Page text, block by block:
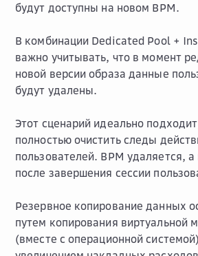
будут доступны на новом ВРМ.
В комбинации Dedicated Pool +
важно учитывать, что в момент
новой версии образа данные
будут удалены.
Этот сценарий идеально
полностью очистить следы
пользователей. ВРМ удаляется, а
после завершения сессии
Резервное копирование данных
путем копирования виртуальной
(вместе с операционной